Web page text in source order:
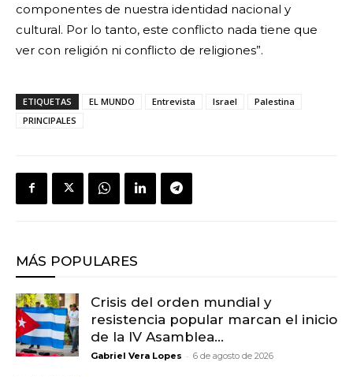
componentes de nuestra identidad nacional y
cultural. Por lo tanto, este conflicto nada tiene que
ver con religión ni conflicto de religiones”.
ETIQUETAS EL MUNDO Entrevista Israel
Palestina
PRINCIPALES
MÁS POPULARES
Crisis del orden mundial y
resistencia popular marcan el inicio
de la IV Asamblea...
Gabriel Vera Lopes - 6 de agosto de 2026